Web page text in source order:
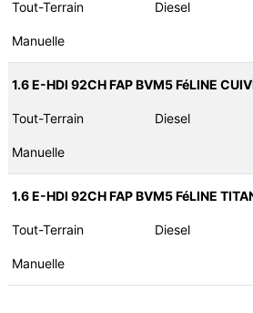
Tout-Terrain Diesel
Manuelle
1.6 E-HDI 92CH FAP BVM5 FéLINE
Tout-Terrain Diesel
Manuelle
1.6 E-HDI 92CH FAP BVM5 FéLINE
Tout-Terrain Diesel
Manuelle